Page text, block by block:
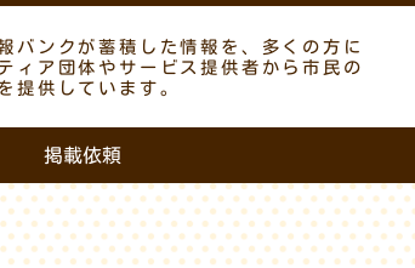
バンクが蓄積した情報を、多くの方に
ィア団体やサービス提供者から市民の
提供しています。
掲載依頼